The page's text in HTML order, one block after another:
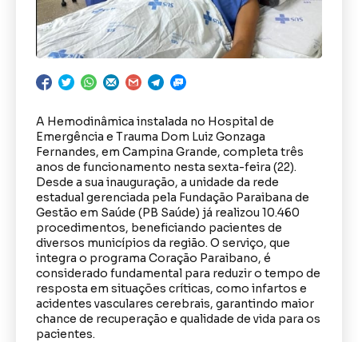
A Hemodinâmica instalada no Hospital de
Emergência e Trauma Dom Luiz Gonzaga
Fernandes, em Campina Grande, completa três
anos de funcionamento nesta sexta-feira (22).
Desde a sua inauguração, a unidade da rede
estadual gerenciada pela Fundação Paraibana de
Gestão em Saúde (PB Saúde) já realizou 10.460
procedimentos, beneficiando pacientes de
diversos municípios da região. O serviço, que
integra o programa Coração Paraibano, é
considerado fundamental para reduzir o tempo de
resposta em situações críticas, como infartos e
acidentes vasculares cerebrais, garantindo maior
chance de recuperação e qualidade de vida para os
pacientes.